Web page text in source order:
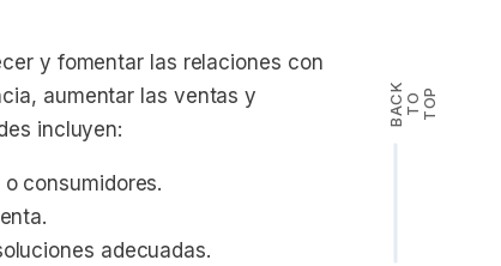
y fomentar las relaciones con
aumentar las ventas y
incluyen:
consumidores.
adecuadas.
B
A C
K
T O
T
O P